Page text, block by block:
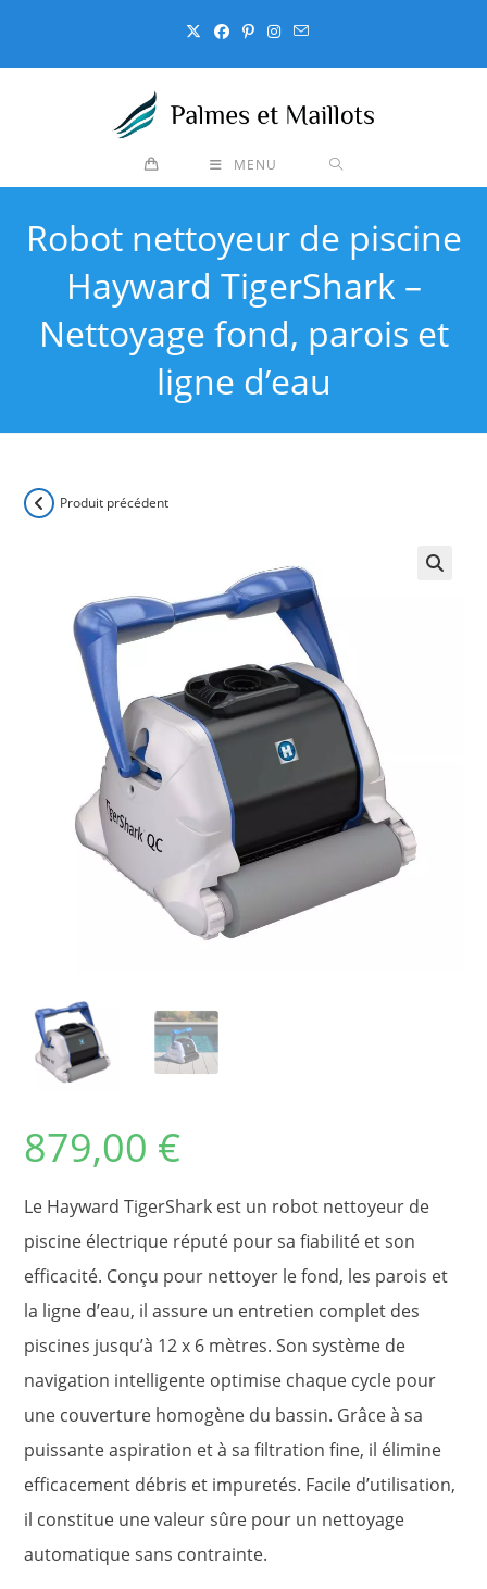
content
MENU
Robot nettoyeur de piscine
Hayward TigerShark –
Nettoyage fond, parois et
ligne d’eau
Produit précédent
879,00 €
Le Hayward TigerShark est un robot nettoyeur de
piscine électrique réputé pour sa fiabilité et son
efficacité. Conçu pour nettoyer le fond, les parois et
la ligne d’eau, il assure un entretien complet des
piscines jusqu’à 12 x 6 mètres. Son système de
navigation intelligente optimise chaque cycle pour
une couverture homogène du bassin. Grâce à sa
puissante aspiration et à sa filtration fine, il élimine
efficacement débris et impuretés. Facile d’utilisation,
il constitue une valeur sûre pour un nettoyage
automatique sans contrainte.